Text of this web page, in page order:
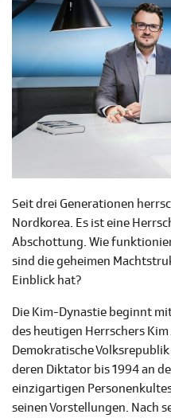
Seit drei Generationen
Nordkorea. Es ist eine
Abschottung. Wie
sind die geheimen
Einblick hat?
Die Kim-Dynastie beginnt
des heutigen Herrschers
Demokratische
deren Diktator bis 1994 an
einzigartigen
seinen Vorstellungen. Nach